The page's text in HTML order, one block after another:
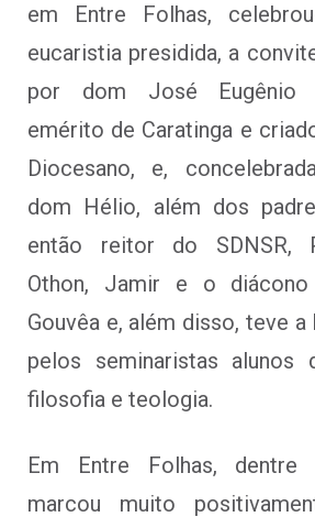
em Entre Folhas,
eucaristia presidida, a
por dom José Eugênio
emérito de Caratinga e
Diocesano, e,
dom Hélio, além dos
então reitor do SDNSR,
Othon, Jamir e o
Gouvêa e, além disso, teve a
pelos seminaristas alunos
filosofia e teologia.
Em Entre Folhas, dentre
marcou muito